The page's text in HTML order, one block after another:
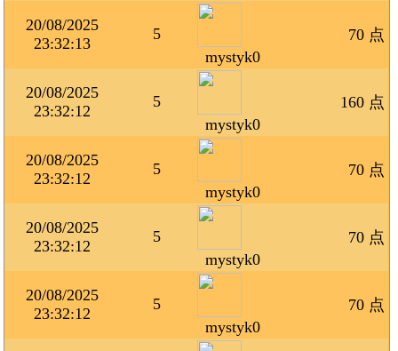
20/08/2025
23:32:13
5
mystyk0
70 点
20/08/2025
23:32:12
5
mystyk0
160 点
20/08/2025
23:32:12
5
mystyk0
70 点
20/08/2025
23:32:12
5
mystyk0
70 点
20/08/2025
23:32:12
5
mystyk0
70 点